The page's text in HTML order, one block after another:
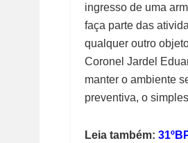
ingresso de uma
faça parte das
qualquer outro
Coronel Jardel
manter o ambiente
preventiva, o
Leia também: